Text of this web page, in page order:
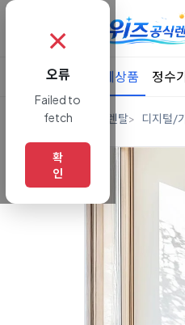
전체상품 정수
렌탈 디지털/
✗
오류
Failed to
fetch
확
인